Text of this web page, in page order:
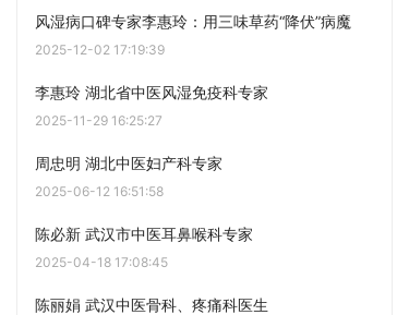
风湿病口碑专家李惠玲：用三味草药“降伏”病魔
2025-12-02 17:19:39
李惠玲 湖北省中医风湿免疫科专家
2025-11-29 16:25:27
周忠明 湖北中医妇产科专家
2025-06-12 16:51:58
陈必新 武汉市中医耳鼻喉科专家
2025-04-18 17:08:45
陈丽娟 武汉中医骨科、疼痛科医生